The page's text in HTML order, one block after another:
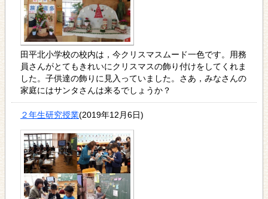
田平北小学校の校内は，今クリスマスムード一色です。用務
員さんがとてもきれいにクリスマスの飾り付けをしてくれま
した。子供達の飾りに見入っていました。さあ，みなさんの
家庭にはサンタさんは来るでしょうか？
２年生研究授業(2019年12月6日)